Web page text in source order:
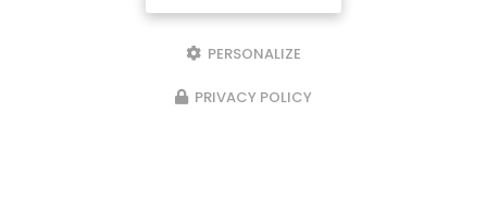
PERSONALIZE
PRIVACY POLICY